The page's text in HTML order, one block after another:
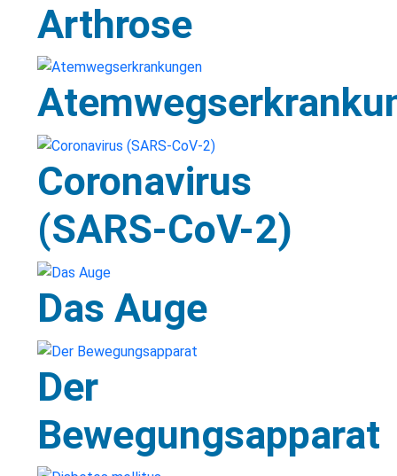
Arthrose
Coronavirus
(SARS-CoV-2)
Das Auge
Der
Bewegungsapparat